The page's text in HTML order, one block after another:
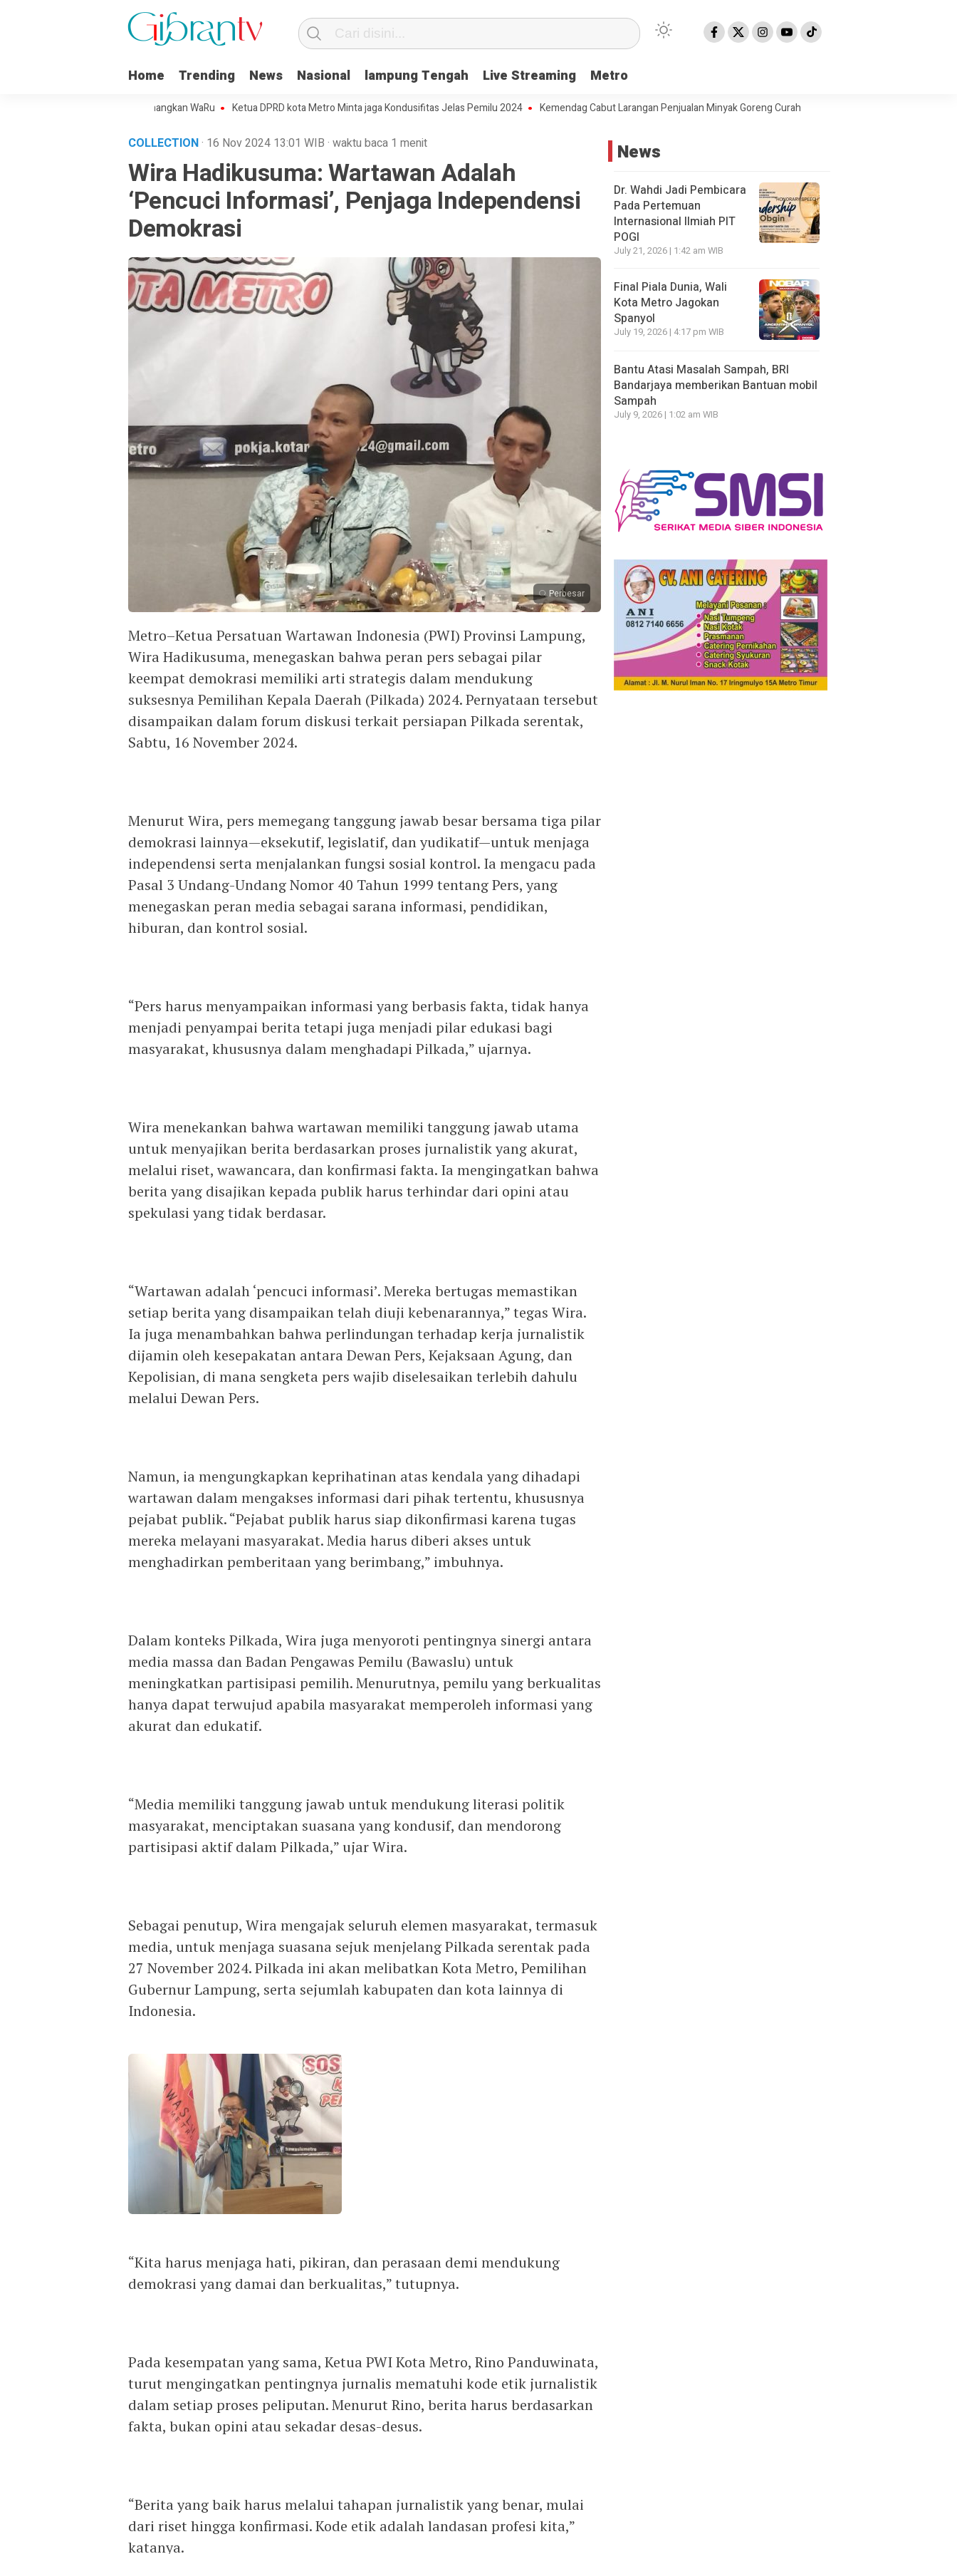
Home Trending News Nasional lampung Tengah Live Streaming Metro
Kota Metro Sepakat Menangkan WaRu Ketua DPRD kota Metro Minta jaga Kondusifitas Jelas Pemilu 2024 Kemendag Cabut Larangan Penjualan Minyak Goreng Curah Berita Populer: Uji Coba Gage ke
COLLECTION· 16 Nov 2024 13:01 WIB · waktu baca 1 menit
Wira Hadikusuma: Wartawan Adalah
‘Pencuci Informasi’, Penjaga Independensi
Demokrasi
Perbesar
Metro–Ketua Persatuan Wartawan Indonesia (PWI) Provinsi Lampung,
Wira Hadikusuma, menegaskan bahwa peran pers sebagai pilar
keempat demokrasi memiliki arti strategis dalam mendukung
suksesnya Pemilihan Kepala Daerah (Pilkada) 2024. Pernyataan tersebut
disampaikan dalam forum diskusi terkait persiapan Pilkada serentak,
Sabtu, 16 November 2024.
Menurut Wira, pers memegang tanggung jawab besar bersama tiga pilar
demokrasi lainnya—eksekutif, legislatif, dan yudikatif—untuk menjaga
independensi serta menjalankan fungsi sosial kontrol. Ia mengacu pada
Pasal 3 Undang-Undang Nomor 40 Tahun 1999 tentang Pers, yang
menegaskan peran media sebagai sarana informasi, pendidikan,
hiburan, dan kontrol sosial.
“Pers harus menyampaikan informasi yang berbasis fakta, tidak hanya
menjadi penyampai berita tetapi juga menjadi pilar edukasi bagi
masyarakat, khususnya dalam menghadapi Pilkada,” ujarnya.
Wira menekankan bahwa wartawan memiliki tanggung jawab utama
untuk menyajikan berita berdasarkan proses jurnalistik yang akurat,
melalui riset, wawancara, dan konfirmasi fakta. Ia mengingatkan bahwa
berita yang disajikan kepada publik harus terhindar dari opini atau
spekulasi yang tidak berdasar.
“Wartawan adalah ‘pencuci informasi’. Mereka bertugas memastikan
setiap berita yang disampaikan telah diuji kebenarannya,” tegas Wira.
Ia juga menambahkan bahwa perlindungan terhadap kerja jurnalistik
dijamin oleh kesepakatan antara Dewan Pers, Kejaksaan Agung, dan
Kepolisian, di mana sengketa pers wajib diselesaikan terlebih dahulu
melalui Dewan Pers.
Namun, ia mengungkapkan keprihatinan atas kendala yang dihadapi
wartawan dalam mengakses informasi dari pihak tertentu, khususnya
pejabat publik. “Pejabat publik harus siap dikonfirmasi karena tugas
mereka melayani masyarakat. Media harus diberi akses untuk
menghadirkan pemberitaan yang berimbang,” imbuhnya.
Dalam konteks Pilkada, Wira juga menyoroti pentingnya sinergi antara
media massa dan Badan Pengawas Pemilu (Bawaslu) untuk
meningkatkan partisipasi pemilih. Menurutnya, pemilu yang berkualitas
hanya dapat terwujud apabila masyarakat memperoleh informasi yang
akurat dan edukatif.
“Media memiliki tanggung jawab untuk mendukung literasi politik
masyarakat, menciptakan suasana yang kondusif, dan mendorong
partisipasi aktif dalam Pilkada,” ujar Wira.
Sebagai penutup, Wira mengajak seluruh elemen masyarakat, termasuk
media, untuk menjaga suasana sejuk menjelang Pilkada serentak pada
27 November 2024. Pilkada ini akan melibatkan Kota Metro, Pemilihan
Gubernur Lampung, serta sejumlah kabupaten dan kota lainnya di
Indonesia.
“Kita harus menjaga hati, pikiran, dan perasaan demi mendukung
demokrasi yang damai dan berkualitas,” tutupnya.
Pada kesempatan yang sama, Ketua PWI Kota Metro, Rino Panduwinata,
turut mengingatkan pentingnya jurnalis mematuhi kode etik jurnalistik
dalam setiap proses peliputan. Menurut Rino, berita harus berdasarkan
fakta, bukan opini atau sekadar desas-desus.
“Berita yang baik harus melalui tahapan jurnalistik yang benar, mulai
dari riset hingga konfirmasi. Kode etik adalah landasan profesi kita,”
katanya.
News
Dr. Wahdi Jadi Pembicara
Pada Pertemuan
Internasional Ilmiah PIT
POGI
July 21, 2026 | 1:42 am WIB
Final Piala Dunia, Wali
Kota Metro Jagokan
Spanyol
July 19, 2026 | 4:17 pm WIB
Bantu Atasi Masalah Sampah, BRI
Bandarjaya memberikan Bantuan mobil
Sampah
July 9, 2026 | 1:02 am WIB